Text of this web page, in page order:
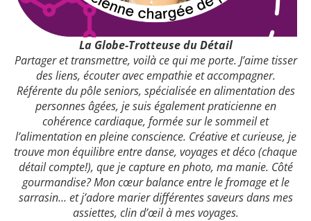
La Globe-Trotteuse du Détail
Partager et transmettre, voilà ce qui me porte. J’aime tisser
des liens, écouter avec empathie et accompagner.
Référente du pôle seniors, spécialisée en alimentation des
personnes âgées, je suis également praticienne en
cohérence cardiaque, formée sur le sommeil et
l’alimentation en pleine conscience. Créative et curieuse, je
trouve mon équilibre entre danse, voyages et déco (chaque
détail compte!), que je capture en photo, ma manie. Côté
gourmandise? Mon cœur balance entre le fromage et le
sarrasin… et j’adore marier différentes saveurs dans mes
assiettes, clin d’œil à mes voyages.